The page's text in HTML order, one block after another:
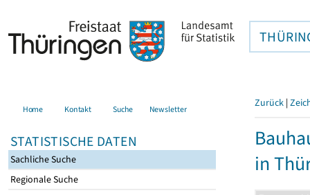
Home Kontakt Suche Newsletter
STATISTISCHE DATEN
Sachliche Suche
Regionale Suche
Zurück |
in